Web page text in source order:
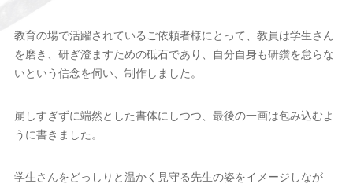
教育の場で活躍されているご依頼者様にとって、教員は学生さん
を磨き、研ぎ澄ますための砥石であり、自分自身も研鑽を怠らな
いという信念を伺い、制作しました。
崩しすぎずに端然とした書体にしつつ、最後の一画は包み込むよ
うに書きました。
学生さんをどっしりと温かく見守る先生の姿をイメージしなが